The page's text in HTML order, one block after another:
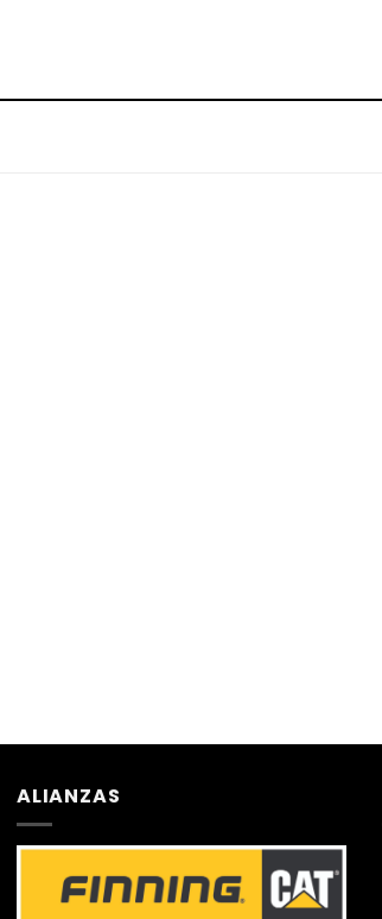
ALIANZAS